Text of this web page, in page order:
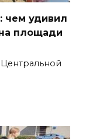
чем удивил
площади